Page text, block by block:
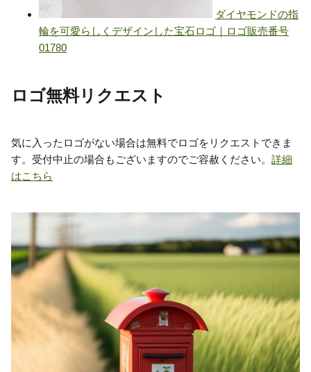
ロゴ無料リクエスト
気に入ったロゴがない場合は無料でロゴをリクエストできま
す。受付中止の場合もございますのでご容赦ください。 詳細
はこちら